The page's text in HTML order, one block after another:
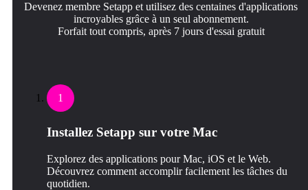
Devenez membre Setapp et utilisez des centaines d'applications
incroyables grâce à un seul abonnement.
Forfait tout compris, après 7 jours d'essai gratuit
1
Installez Setapp sur votre Mac
Explorez des applications pour Mac, iOS et le Web.
Découvrez comment accomplir facilement les tâches du
quotidien.